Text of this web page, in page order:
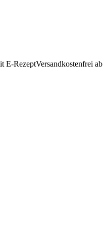
E-RezeptVersandkostenfrei